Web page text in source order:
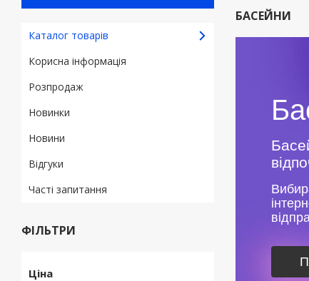
БАСЕЙНИ
Каталог товарів
Корисна інформація
Pозпродаж
Новинки
Новини
Відгуки
Часті запитання
ФІЛЬТРИ
Ціна